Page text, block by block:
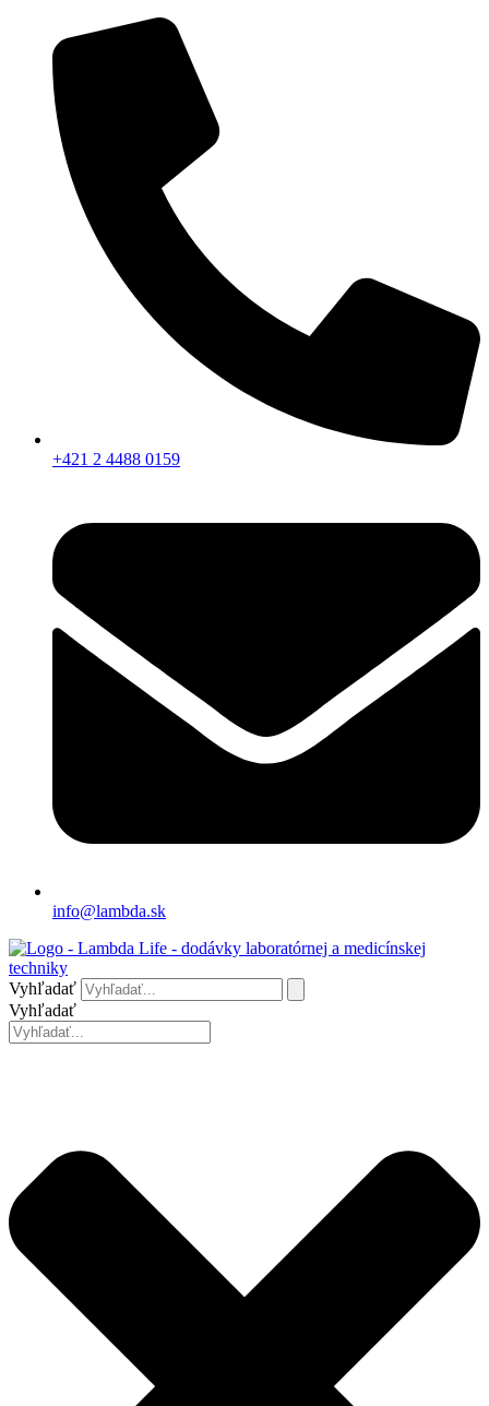
+421 2 4488 0159
info@lambda.sk
Vyhľadať
Vyhľadať